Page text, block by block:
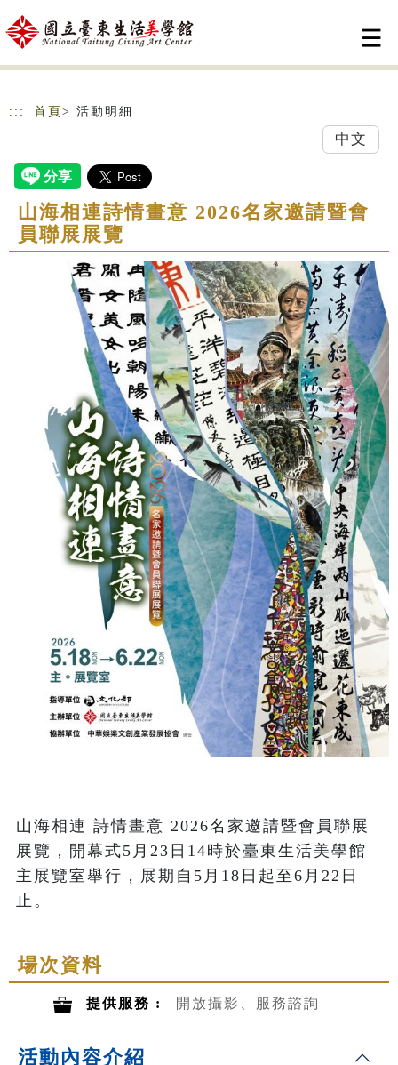
跳到主要內容
網站導覽
::: 首頁 > 活動明細
中文
山海相連詩情畫意 2026名家邀請暨會
員聯展展覽
山海相連 詩情畫意 2026名家邀請暨會員聯展
展覽，開幕式5月23日14時於臺東生活美學館
主展覽室舉行，展期自5月18日起至6月22日
止。
場次資料
提供服務 : 開放攝影、服務諮詢
活動內容介紹